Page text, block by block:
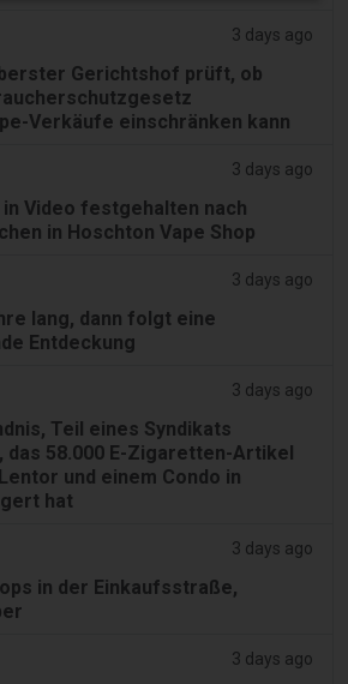
3 days ago
Gerichtshof prüft, ob
Verkäufe einschränken kann
3 days ago
Video festgehalten nach
in Hoschton Vape Shop
3 days ago
lang, dann folgt eine
Entdeckung
3 days ago
Teil eines Syndikats
das 58.000 E-Zigaretten-Artikel
und einem Condo in
hat
3 days ago
in der Einkaufsstraße,
3 days ago